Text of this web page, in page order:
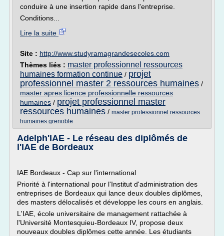
conduire à une insertion rapide dans l'entreprise.
Conditions...
Lire la suite
Site : http://www.studyramagrandesecoles.com
Thèmes liés : master professionnel ressources
humaines formation continue / projet
professionnel master 2 ressources humaines /
master apres licence professionnelle ressources
humaines / projet professionnel master
ressources humaines / master professionnel ressources
humaines grenoble
Adelph'IAE - Le réseau des diplômés de
l'IAE de Bordeaux
IAE Bordeaux - Cap sur l'international
Priorité à l'international pour l'Institut d'administration des
entreprises de Bordeaux qui lance deux doubles diplômes,
des masters délocalisés et développe les cours en anglais.
L'IAE, école universitaire de management rattachée à
l'Université Montesquieu-Bordeaux IV, propose deux
nouveaux doubles diplômes cette année. Les étudiants